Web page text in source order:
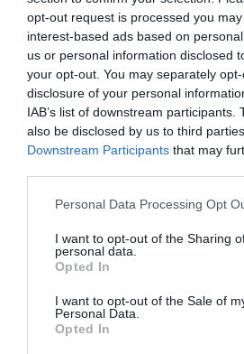
opt-out request is processed you
interest-based ads based on
us or personal information disclosed
your opt-out. You may separately
disclosure of your personal
IAB’s list of downstream participants.
also be disclosed by us to third
Downstream Participants that may
Please note that this website/app
not limited to your visit or usage
grant or deny consent to Google and
use your data for below specified
consent section.
Personal Data Processing Opt
I want to opt-out of the Sharing
personal data.
Opted In
I want to opt-out of the Sale of
Personal Data.
Opted In
45’, το σουτ του Βέλεθ στις
Δεληζήσης έσωσε την ομάδα
Άξιο αναφοράς, πάντως, πως οι
έπρεπε να έχουν μείνει με
31′ καθώς λανθασμένα ο
αντί για κόκκινη κάρτα στον
Στην επανάληψη η εικόνα των
αισθητά. Οι ποδοσφαιριστές
δημιούργησαν κλασικές